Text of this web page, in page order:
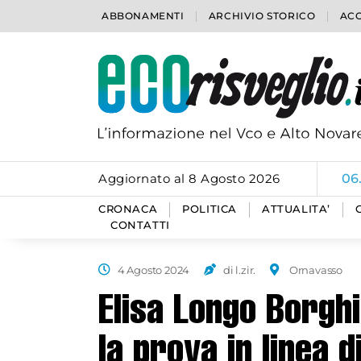
ABBONAMENTI ARCHIVIO STORICO
Aggiornato al 8 Agosto 2026
CRONACA POLITICA ATTUALITA’
CONTATTI
4 Agosto 2024 di l.zir. Ornavasso
Elisa Longo